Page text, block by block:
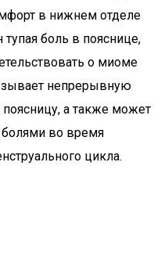
в нижнем отделе
боль в пояснице,
о миоме
непрерывную
а также может
во время
цикла.